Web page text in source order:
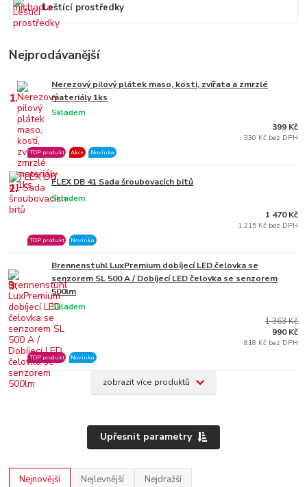
Leštící prostředky
Nejprodávanější
1.
Nerezový pilový plátek maso, kosti, zvířata a zmrzlé
materiály 1ks
Skladem
TOP produkt Akce Novinka
399 Kč
330 Kč bez DPH
2. FLEX DB 41 Sada šroubovacích bitů
Skladem
TOP produkt Novinka
1 470 Kč
1 215 Kč bez DPH
3.
Brennenstuhl LuxPremium dobíjecí LED čelovka se
senzorem SL 500 A / Dobíjecí LED čelovka se senzorem
500lm
Skladem
TOP produkt Novinka
1 363 Kč
990 Kč
818 Kč bez DPH
zobrazit více produktů
Upřesnit parametry
Nejnovější Nejlevnější Nejdražší